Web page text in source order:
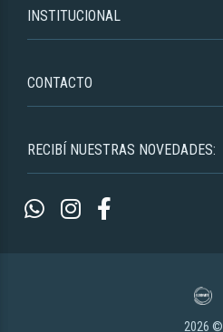
RECIBÍ NUESTRAS NOVEDADES:
INSTITUCIONAL
CONTACTO
2026 ©